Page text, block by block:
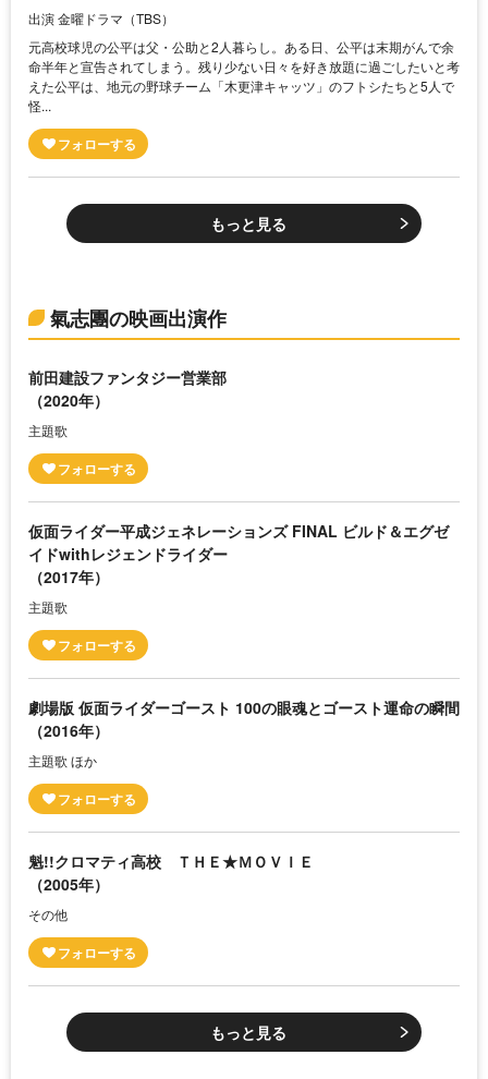
出演 金曜ドラマ（TBS）
元高校球児の公平は父・公助と2人暮らし。ある日、公平は末期がんで余
命半年と宣告されてしまう。残り少ない日々を好き放題に過ごしたいと考
えた公平は、地元の野球チーム「木更津キャッツ」のフトシたちと5人で
怪...
もっと見る
氣志團の映画出演作
前田建設ファンタジー営業部
（2020年）
主題歌
仮面ライダー平成ジェネレーションズ FINAL ビルド＆エグゼ
イドwithレジェンドライダー
（2017年）
主題歌
劇場版 仮面ライダーゴースト 100の眼魂とゴースト運命の瞬間
（2016年）
主題歌 ほか
魁!!クロマティ高校 ＴＨＥ★ＭＯＶＩＥ
（2005年）
その他
もっと見る